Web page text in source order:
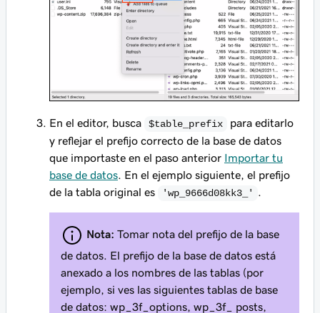
En el editor, busca $table_prefix
para editarlo
y reflejar el prefijo correcto de la base de datos
que importaste en el paso anterior Importar tu
base de datos . En el ejemplo siguiente, el prefijo
de la tabla original es
'wp_9666d08kk3_'
Nota: Tomar nota del prefijo de la base
de datos. El prefijo de la base de datos está
anexado a los nombres de las tablas (por
ejemplo, si ves las siguientes tablas de base
de datos: wp_3f_options, wp_3f_ posts,